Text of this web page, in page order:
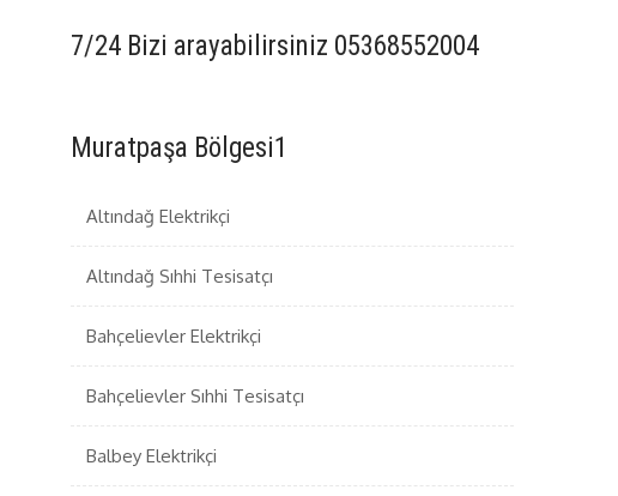
7/24 Bizi arayabilirsiniz 05368552004
Muratpaşa Bölgesi1
Altındağ Elektrikçi
Altındağ Sıhhi Tesisatçı
Bahçelievler Elektrikçi
Bahçelievler Sıhhi Tesisatçı
Balbey Elektrikçi